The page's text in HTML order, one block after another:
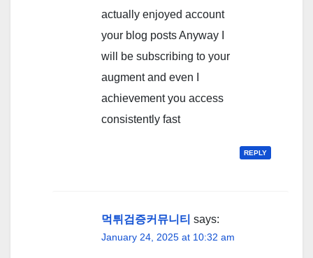
actually enjoyed account
your blog posts Anyway I
will be subscribing to your
augment and even I
achievement you access
consistently fast
REPLY
먹튀검증커뮤니티 says:
January 24, 2025 at 10:32 am